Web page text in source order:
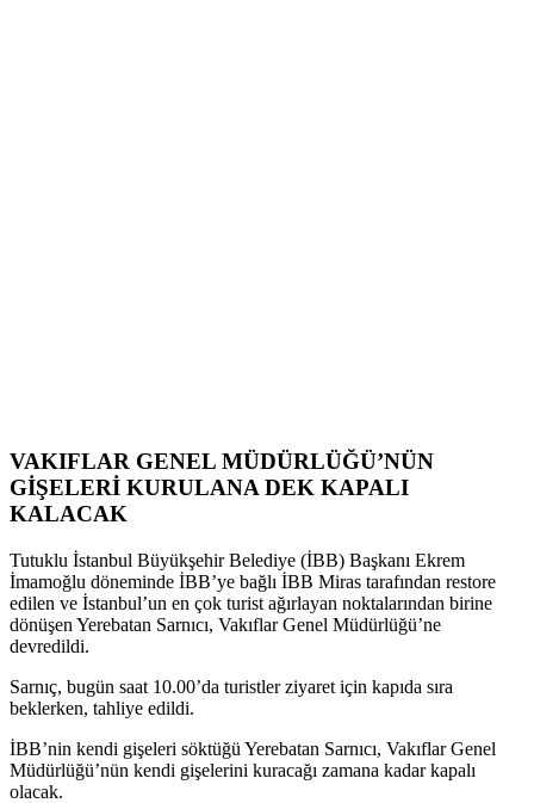
VAKIFLAR GENEL MÜDÜRLÜĞÜ’NÜN
GİŞELERİ KURULANA DEK KAPALI
KALACAK
Tutuklu İstanbul Büyükşehir Belediye (İBB) Başkanı Ekrem
İmamoğlu döneminde İBB’ye bağlı İBB Miras tarafından restore
edilen ve İstanbul’un en çok turist ağırlayan noktalarından birine
dönüşen Yerebatan Sarnıcı, Vakıflar Genel Müdürlüğü’ne
devredildi.
Sarnıç, bugün saat 10.00’da turistler ziyaret için kapıda sıra
beklerken, tahliye edildi.
İBB’nin kendi gişeleri söktüğü Yerebatan Sarnıcı, Vakıflar Genel
Müdürlüğü’nün kendi gişelerini kuracağı zamana kadar kapalı
olacak.